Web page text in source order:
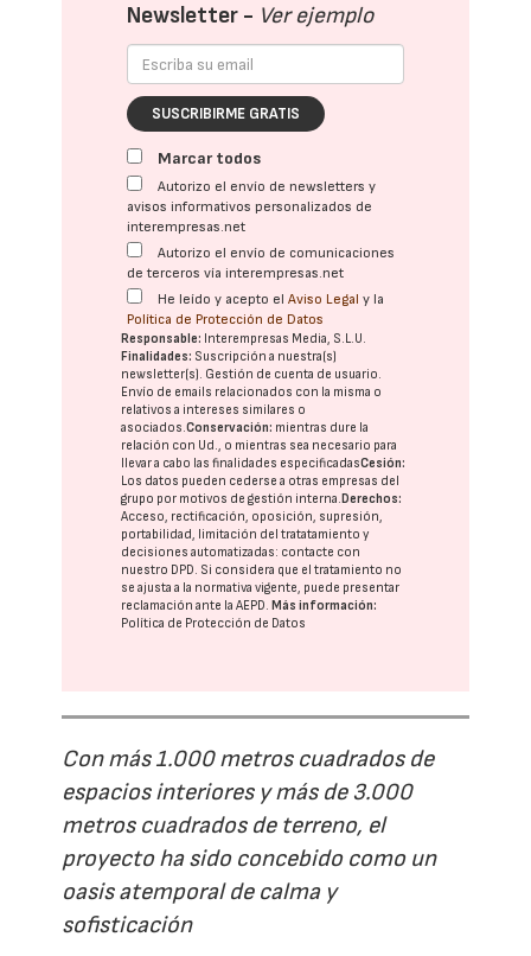
Newsletter - Ver ejemplo
SUSCRIBIRME GRATIS
Marcar todos
Autorizo el envío de newsletters y
avisos informativos personalizados de
interempresas.net
Autorizo el envío de comunicaciones
de terceros vía interempresas.net
He leído y acepto elAviso Legal y la
Política de Protección de Datos
Responsable: Interempresas Media, S.L.U.
Finalidades: Suscripción a nuestra(s)
newsletter(s). Gestión de cuenta de usuario.
Envío de emails relacionados con la misma o
relativos a intereses similares o
asociados.Conservación: mientras dure la
relación con Ud., o mientras sea necesario para
llevar a cabo las finalidades especificadasCesión:
Los datos pueden cederse a otras empresas del
grupo por motivos de gestión interna. Derechos:
Acceso, rectificación, oposición, supresión,
portabilidad, limitación del tratatamiento y
decisiones automatizadas: contacte con
nuestro DPD. Si considera que el tratamiento no
se ajusta a la normativa vigente, puede presentar
reclamación ante laAEPD. Más información:
Política de Protección de Datos
Con más 1.000 metros cuadrados de
espacios interiores y más de 3.000
metros cuadrados de terreno, el
proyecto ha sido concebido como un
oasis atemporal de calma y
sofisticación